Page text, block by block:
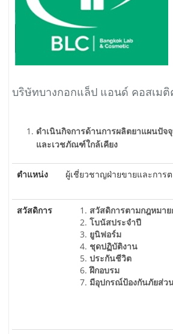
บริษัทบางกอกแล็ป แอนด์ คอสเม
ดำเนินกิจการด้านการผลิตยาแผนปัจ
และเวชภัณฑ์ใกล้เคียง
ตำแหน่ง ผู้เชี่ยวชาญฝ่ายขายและการ
สวัสดิการ
สวัสดิการตามกฎหมา
โบนัสประจำปี
ยูนิฟอร์ม
ชุดปฏิบัติงาน
ประกันชีวิต
ฝึกอบรม
มีอุปกรณ์ป้องกันภัยส่ว